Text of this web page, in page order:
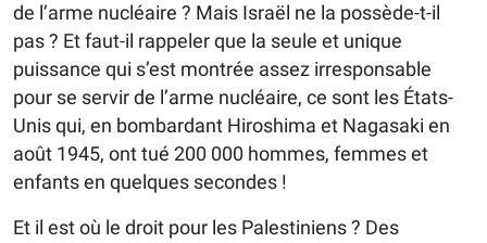
de l’arme nucléaire ? Mais Israël ne la possède-t-il
pas ? Et faut-il rappeler que la seule et unique
puissance qui s’est montrée assez irresponsable
pour se servir de l’arme nucléaire, ce sont les États-
Unis qui, en bombardant Hiroshima et Nagasaki en
août 1945, ont tué 200 000 hommes, femmes et
enfants en quelques secondes !
Et il est où le droit pour les Palestiniens ? Des